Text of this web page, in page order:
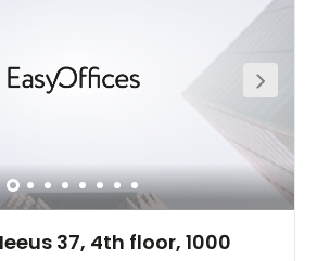
buildings. In terms of transport,
with several links providing
to the city centre and wider regions.
stop is at your doorstep, whilst
train station is located 1km away.
37, 4th floor, 1000